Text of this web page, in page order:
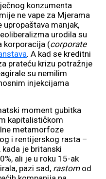
konzumenta
ne vape za Mjerama
manjak,
urodila su
korporacija (corporate
. A kad se kreditni
prateću krizu potražnje
su nemilim
injekcijama
moment gubitka
kapitalističkom
metamorfoze
i rentijerskog rasta –
kada je britanski
ali je u roku 15-ak
pazi sad, rastomod